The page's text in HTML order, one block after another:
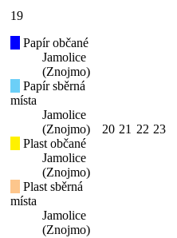
19
Papír občané
Jamolice
(Znojmo)
Papír sběrná
místa
Jamolice
(Znojmo)
Plast občané
Jamolice
(Znojmo)
Plast sběrná
místa
Jamolice
(Znojmo)
20 21 22 23